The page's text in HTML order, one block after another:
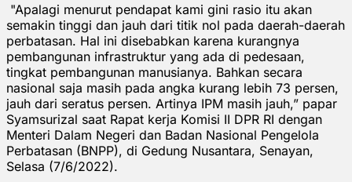
"Apalagi menurut pendapat kami gini rasio itu akan
semakin tinggi dan jauh dari titik nol pada daerah-daerah
perbatasan. Hal ini disebabkan karena kurangnya
pembangunan infrastruktur yang ada di pedesaan,
tingkat pembangunan manusianya. Bahkan secara
nasional saja masih pada angka kurang lebih 73 persen,
jauh dari seratus persen. Artinya IPM masih jauh,” papar
Syamsurizal saat Rapat kerja Komisi II DPR RI dengan
Menteri Dalam Negeri dan Badan Nasional Pengelola
Perbatasan (BNPP), di Gedung Nusantara, Senayan,
Selasa (7/6/2022).